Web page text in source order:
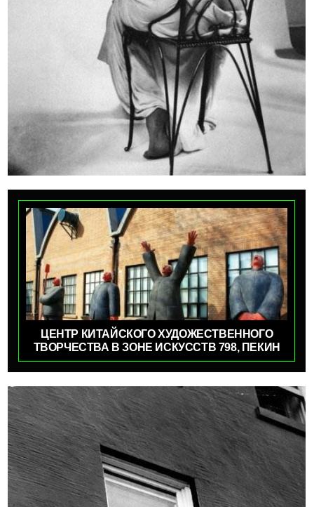
ЦЕНТР КИТАЙСКОГО ХУДОЖЕСТВЕННОГО
ТВОРЧЕСТВА В ЗОНЕ ИСКУССТВ 798, ПЕКИН